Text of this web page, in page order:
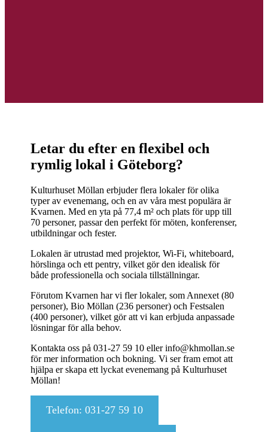
Letar du efter en flexibel och
rymlig lokal i Göteborg?
Kulturhuset Möllan erbjuder flera lokaler för olika
typer av evenemang, och en av våra mest populära är
Kvarnen. Med en yta på 77,4 m² och plats för upp till
70 personer, passar den perfekt för möten, konferenser,
utbildningar och fester.
Lokalen är utrustad med projektor, Wi-Fi, whiteboard,
hörslinga och ett pentry, vilket gör den idealisk för
både professionella och sociala tillställningar.
Förutom Kvarnen har vi fler lokaler, som Annexet (80
personer), Bio Möllan (236 personer) och Festsalen
(400 personer), vilket gör att vi kan erbjuda anpassade
lösningar för alla behov.
Kontakta oss på 031-27 59 10 eller info@khmollan.se
för mer information och bokning. Vi ser fram emot att
hjälpa er skapa ett lyckat evenemang på Kulturhuset
Möllan!
Telefon: 031-27 59 10